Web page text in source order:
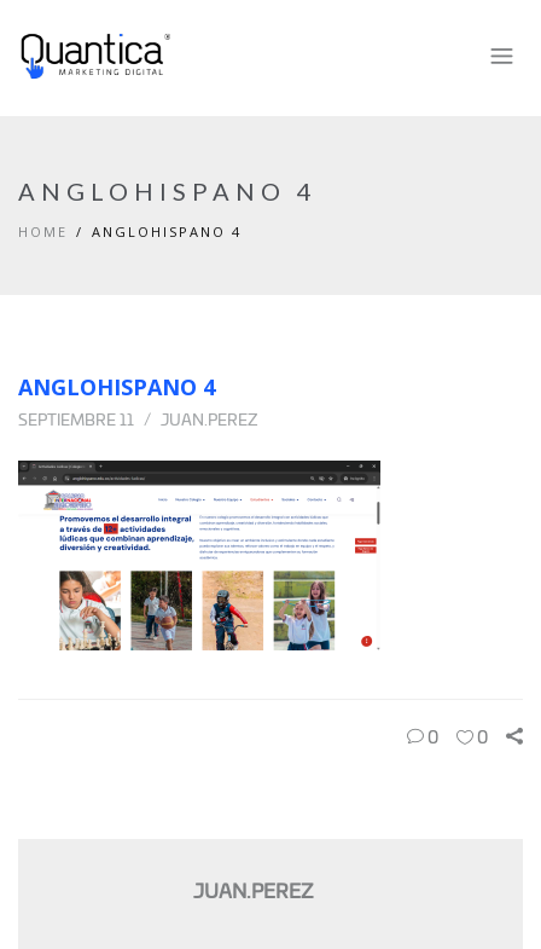
ANGLOHISPANO 4
HOME ANGLOHISPANO 4
ANGLOHISPANO 4
SEPTIEMBRE 11 JUAN.PEREZ
0 0
JUAN.PEREZ